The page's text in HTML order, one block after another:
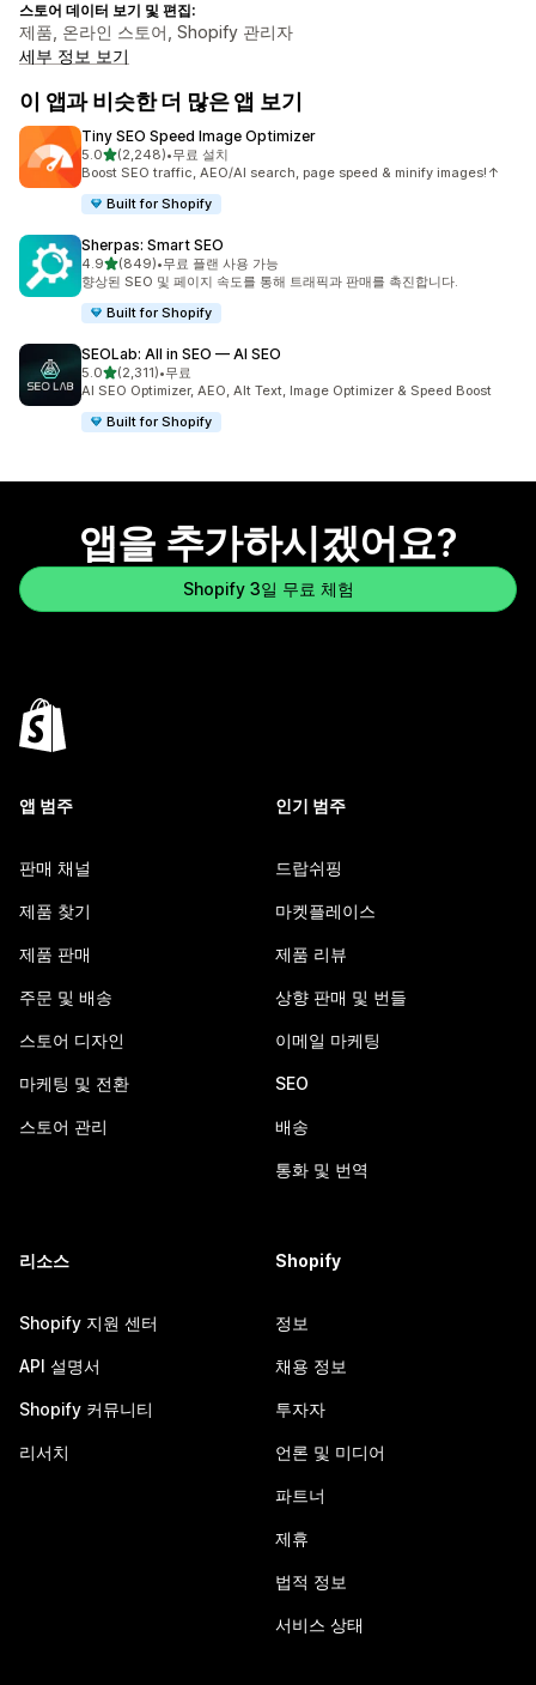
스토어 데이터 보기 및 편집:
제품, 온라인 스토어, Shopify 관리자
세부 정보 보기
이 앱과 비슷한 더 많은 앱 보기
Tiny SEO Speed Image Optimizer
5.0별 5개 중
(2,248)
총 리뷰 2248개
•무료 설치
Boost SEO traffic, AEO/AI search, page speed & minify images!↑
Built for Shopify
Sherpas: Smart SEO
4.9별 5개 중
(849)
총 리뷰 849개
•무료 플랜 사용 가능
향상된 SEO 및 페이지 속도를 통해 트래픽과 판매를 촉진합니다.
Built for Shopify
SEOLab: All in SEO — AI SEO
5.0별 5개 중
(2,311)
총 리뷰 2311개
•무료
AI SEO Optimizer, AEO, Alt Text, Image Optimizer & Speed Boost
Built for Shopify
앱을 추가하시겠어요?
Shopify 3일 무료 체험
앱 범주
판매 채널
제품 찾기
제품 판매
주문 및 배송
스토어 디자인
마케팅 및 전환
스토어 관리
인기 범주
드랍쉬핑
마켓플레이스
제품 리뷰
상향 판매 및 번들
이메일 마케팅
SEO
배송
통화 및 번역
리소스
Shopify 지원 센터
API 설명서
Shopify 커뮤니티
리서치
Shopify
정보
채용 정보
투자자
언론 및 미디어
파트너
제휴
법적 정보
서비스 상태